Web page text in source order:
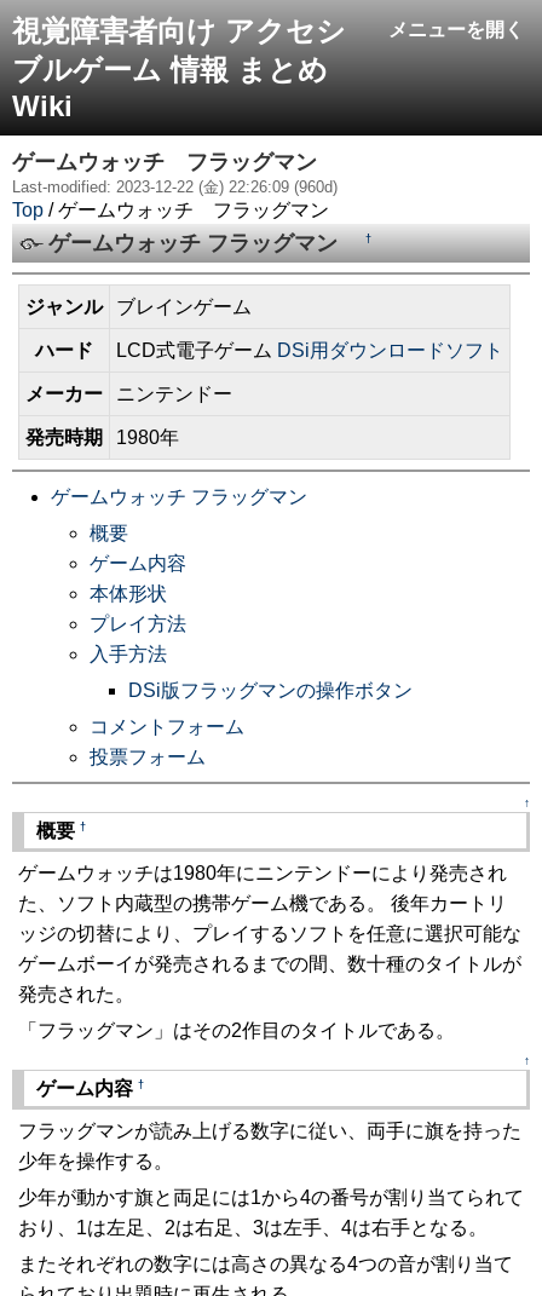
メニューを開く
視覚障害者向け アクセシ
ブルゲーム 情報 まとめ
Wiki
ゲームウォッチ フラッグマン
Last-modified: 2023-12-22 (金) 22:26:09 (960d)
Top / ゲームウォッチ フラッグマン
ゲームウォッチ フラッグマン†
ジャンル ブレインゲーム
ハード LCD式電子ゲーム DSi用ダウンロードソフト
メーカー ニンテンドー
発売時期 1980年
ゲームウォッチ フラッグマン
概要
ゲーム内容
本体形状
プレイ方法
入手方法
DSi版フラッグマンの操作ボタン
コメントフォーム
投票フォーム
↑
概要 †
ゲームウォッチは1980年にニンテンドーにより発売され
た、ソフト内蔵型の携帯ゲーム機である。 後年カートリ
ッジの切替により、プレイするソフトを任意に選択可能な
ゲームボーイが発売されるまでの間、数十種のタイトルが
発売された。
「フラッグマン」はその2作目のタイトルである。
↑
ゲーム内容 †
フラッグマンが読み上げる数字に従い、両手に旗を持った
少年を操作する。
少年が動かす旗と両足には1から4の番号が割り当てられて
おり、1は左足、2は右足、3は左手、4は右手となる。
またそれぞれの数字には高さの異なる4つの音が割り当て